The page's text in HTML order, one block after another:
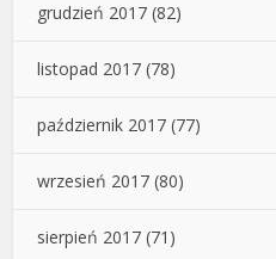
grudzień 2017 (82)
listopad 2017 (78)
październik 2017 (77)
wrzesień 2017 (80)
sierpień 2017 (71)